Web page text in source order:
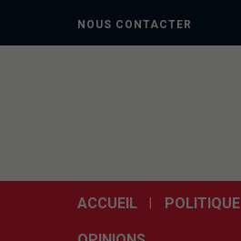
NOUS CONTACTER
ACCUEIL POLITIQUE